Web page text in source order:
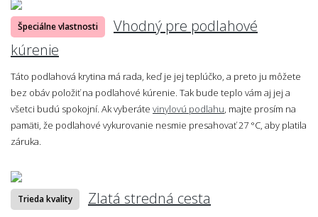
Špeciálne vlastnosti
Vhodný pre podlahové
kúrenie
Táto podlahová krytina má rada, keď je jej teplúčko, a preto ju môžete
bez obáv položiť na podlahové kúrenie. Tak bude teplo vám aj jej a
všetci budú spokojní. Ak vyberáte vinylovú podlahu , majte prosím na
pamäti, že podlahové vykurovanie nesmie presahovať 27 °C, aby platila
záruka.
Trieda kvality Zlatá stredná cesta